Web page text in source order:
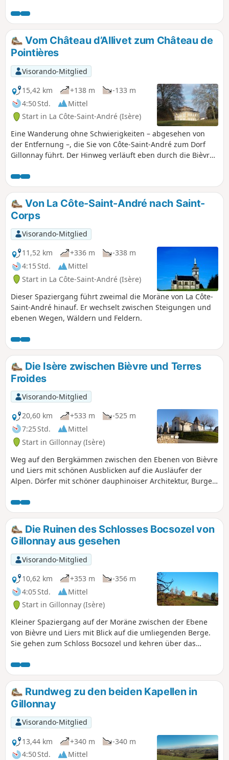
Keine Schwierigkeiten, der Höhenunterschied ist sehr
gering und gleichmäßig.
Vom Château d’Allivet zum Château de
Pointières
Visorando-Mitglied
15,42 km
+138 m
-133 m
4:50 Std.
Mittel
Start in La Côte-Saint-André (Isère)
Eine Wanderung ohne Schwierigkeiten – abgesehen von
der Entfernung –, die Sie von Côte-Saint-André zum Dorf
Gillonnay führt. Der Hinweg verläuft eben durch die Bièvre-
Gletschermoräne von Côte-Saint-André, die Chartreuse, der
Vercors, die Alpen, der Pilat… Der Rückweg führt am Hang
entlang, gemächlich durch die verschiedenen Täler.
Von La Côte-Saint-André nach Saint-
Corps
Visorando-Mitglied
11,52 km
+336 m
-338 m
4:15 Std.
Mittel
Start in La Côte-Saint-André (Isère)
Dieser Spaziergang führt zweimal die Moräne von La Côte-
Saint-André hinauf. Er wechselt zwischen Steigungen und
ebenen Wegen, Wäldern und Feldern.
Die Isère zwischen Bièvre und Terres
Froides
Visorando-Mitglied
20,60 km
+533 m
-525 m
7:25 Std.
Mittel
Start in Gillonnay (Isère)
Weg auf den Bergkämmen zwischen den Ebenen von Bièvre
und Liers mit schönen Ausblicken auf die Ausläufer der
Alpen. Dörfer mit schöner dauphinoiser Architektur, Burgen
Die Ruinen des Schlosses Bocsozel von
Gillonnay aus gesehen
Visorando-Mitglied
10,62 km
+353 m
-356 m
4:05 Std.
Mittel
Start in Gillonnay (Isère)
Kleiner Spaziergang auf der Moräne zwischen der Ebene
von Bièvre und Liers mit Blick auf die umliegenden Berge.
Sie gehen zum Schloss Bocsozel und kehren über das
Rundweg zu den beiden Kapellen in
Gillonnay
Visorando-Mitglied
13,44 km
+340 m
-340 m
4:50 Std.
Mittel